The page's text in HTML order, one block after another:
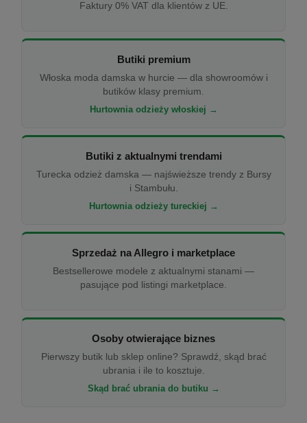
Faktury 0% VAT dla klientów z UE.
Butiki premium
Włoska moda damska w hurcie — dla showroomów i
butików klasy premium.
Hurtownia odzieży włoskiej →
Butiki z aktualnymi trendami
Turecka odzież damska — najświeższe trendy z Bursy
i Stambułu.
Hurtownia odzieży tureckiej →
Sprzedaż na Allegro i marketplace
Bestsellerowe modele z aktualnymi stanami —
pasujące pod listingi marketplace.
Osoby otwierające biznes
Pierwszy butik lub sklep online? Sprawdź, skąd brać
ubrania i ile to kosztuje.
Skąd brać ubrania do butiku →